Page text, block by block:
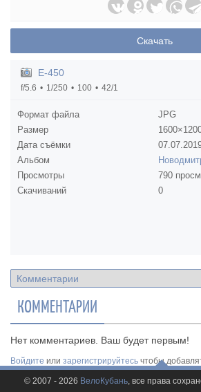
Скачать
E-450
f/5.6 1/250 100 42/1
Формат файла
JPG
Размер
Дата съёмки
Альбом
Просмотры
790
Скачиваний
0
КОММЕНТАРИИ
Нет комментариев. Ваш будет первым!
Войдите или зарегистрируйтесь чтобы
© 2007 - 2026 ВелоКубань, все права